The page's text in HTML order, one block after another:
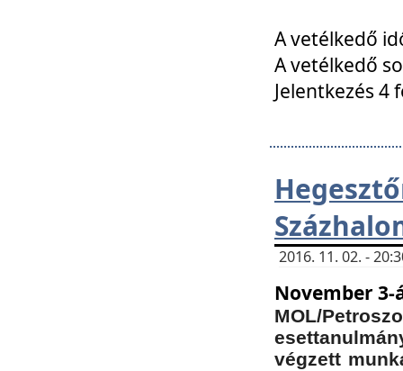
A vetélkedő
A vetélkedő
Jelentkezés 4
2016. 11. 02. -
November
MOL/
végzett